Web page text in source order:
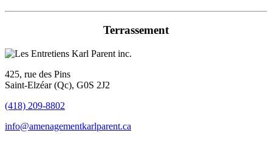
Terrassement
425, rue des Pins
Saint-Elzéar (Qc), G0S 2J2
(418) 209-8802
info@amenagementkarlparent.ca